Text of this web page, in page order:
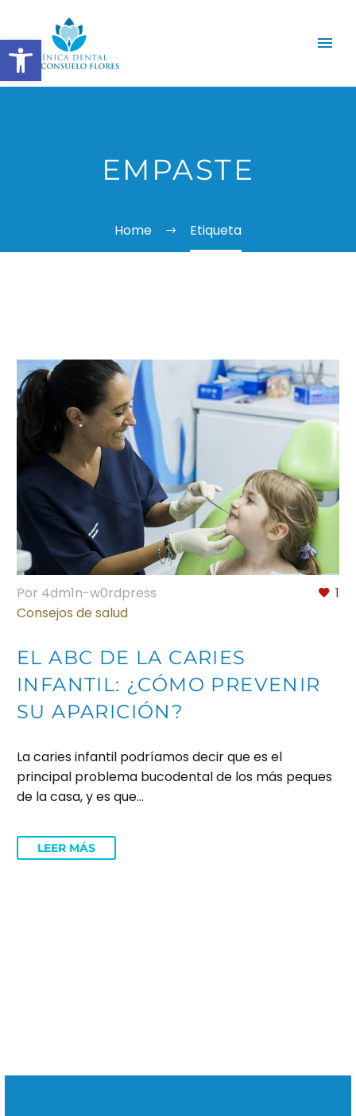
EMPASTE
Home Etiqueta
1
Por 4dm1n-w0rdpress
Consejos de salud
EL ABC DE LA CARIES
INFANTIL: ¿CÓMO PREVENIR
SU APARICIÓN?
La caries infantil podríamos decir que es el
principal problema bucodental de los más peques
de la casa, y es que…
LEER MÁS
Abrir barra de herramientas